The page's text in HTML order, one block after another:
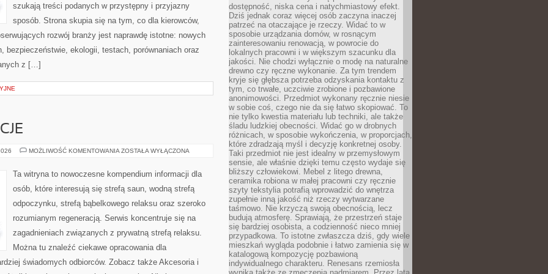
szukają treści podanych w przystępny i przyjazny
sposób. Strona skupia się na tym, co dla kierowców,
rozwój branży jest naprawdę istotne: nowych
bezpieczeństwie, ekologii, testach, porównaniach oraz
z […]
MOŻLIWOŚĆ KOMENTOWANIA RYTUAŁY
ZOSTAŁA WYŁĄCZONA
Ta witryna to nowoczesne kompendium informacji dla
osób, które interesują się strefą saun, wodną strefą
odpoczynku, strefą bąbelkowego relaksu oraz szeroko
rozumianym regeneracją. Serwis koncentruje się na
zagadnieniach związanych z prywatną strefą relaksu.
Można tu znaleźć ciekawe opracowania dla
świadomych odbiorców. Zobacz także Akcesoria i
dostępność, niska cena i natychmiastowy efekt.
Dziś jednak coraz więcej osób zaczyna inaczej
patrzeć na otaczające je rzeczy. Widać to w
sposobie urządzania domów, w rosnącym
zainteresowaniu renowacją, w powrocie do
lokalnych pracowni i w większym szacunku dla
jakości. Nie chodzi wyłącznie o modę na naturalne
drewno czy ręczne wykonanie. Za tym trendem
kryje się głębsza potrzeba odzyskania kontaktu z
tym, co trwałe, uczciwie zrobione i pozbawione
anonimowości. Przedmiot wykonany ręcznie niesie
w sobie coś, czego nie da się łatwo skopiować. To
nie tylko kwestia materiału lub techniki, ale także
śladu ludzkiej obecności. Widać go w drobnych
różnicach, w sposobie wykończenia, w proporcjach,
które zdradzają myśl i decyzję konkretnej osoby.
Taki przedmiot nie jest idealny w przemysłowym
sensie, ale właśnie dzięki temu często wydaje się
bliższy człowiekowi. Mebel z litego drewna,
ceramika robiona w małej pracowni czy ręcznie
szyty tekstylia potrafią wprowadzić do wnętrza
zupełnie inną jakość niż rzeczy wytwarzane
taśmowo. Nie krzyczą swoją obecnością, lecz
budują atmosferę. Sprawiają, że przestrzeń staje
się bardziej osobista, a codzienność nieco mniej
przypadkowa. To istotne zwłaszcza dziś, gdy wiele
mieszkań wygląda podobnie i łatwo zamienia się w
katalogową kompozycję pozbawioną
indywidualnego charakteru. Renesans rzemiosła